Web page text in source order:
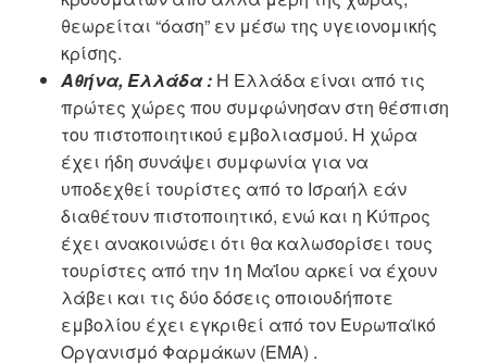
θεωρείται “όαση” εν μέσω της υγειονομικής
κρίσης.
Αθήνα, Ελλάδα : Η Ελλάδα είναι από τις
πρώτες χώρες που συμφώνησαν στη θέσπιση
του πιστοποιητικού εμβολιασμού. Η χώρα
έχει ήδη συνάψει συμφωνία για να
υποδεχθεί τουρίστες από το Ισραήλ εάν
διαθέτουν πιστοποιητικό, ενώ και η Κύπρος
έχει ανακοινώσει ότι θα καλωσορίσει τους
τουρίστες από την 1η Μαΐου αρκεί να έχουν
λάβει και τις δύο δόσεις οποιουδήποτε
εμβολίου έχει εγκριθεί από τον Ευρωπαϊκό
Οργανισμό Φαρμάκων (EMA) .